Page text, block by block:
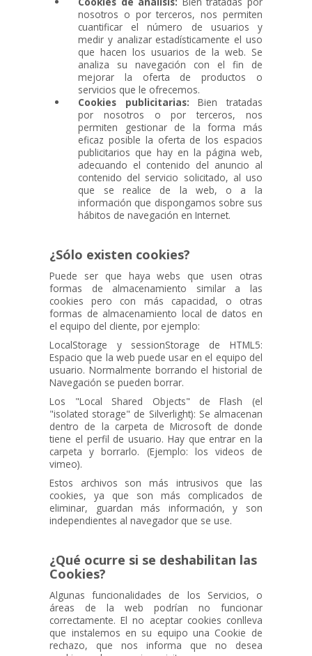
nosotros o por terceros, nos permiten
cuantificar el número de usuarios y
medir y analizar estadísticamente el uso
que hacen los usuarios de la web. Se
analiza su navegación con el fin de
mejorar la oferta de productos o
servicios que le ofrecemos.
Cookies publicitarias: Bien tratadas
por nosotros o por terceros, nos
permiten gestionar de la forma más
eficaz posible la oferta de los espacios
publicitarios que hay en la página web,
adecuando el contenido del anuncio al
contenido del servicio solicitado, al uso
que se realice de la web, o a la
información que dispongamos sobre sus
hábitos de navegación en Internet.
¿Sólo existen cookies?
Puede ser que haya webs que usen otras
formas de almacenamiento similar a las
cookies pero con más capacidad, o otras
formas de almacenamiento local de datos en
el equipo del cliente, por ejemplo:
LocalStorage y sessionStorage de HTML5:
Espacio que la web puede usar en el equipo del
usuario. Normalmente borrando el historial de
Navegación se pueden borrar.
Los "Local Shared Objects" de Flash (el
"isolated storage" de Silverlight): Se almacenan
dentro de la carpeta de Microsoft de donde
tiene el perfil de usuario. Hay que entrar en la
carpeta y borrarlo. (Ejemplo: los videos de
vimeo).
Estos archivos son más intrusivos que las
cookies, ya que son más complicados de
eliminar, guardan más información, y son
independientes al navegador que se use.
¿Qué ocurre si se deshabilitan las
Cookies?
Algunas funcionalidades de los Servicios, o
áreas de la web podrían no funcionar
correctamente. El no aceptar cookies conlleva
que instalemos en su equipo una Cookie de
rechazo, que nos informa que no desea